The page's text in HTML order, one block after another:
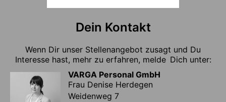
Dein Kontakt
Wenn Dir unser Stellenangebot zusagt und Du
Interesse hast, mehr zu erfahren, melde Dich unter:
VARGA Personal GmbH
Frau Denise Herdegen
Weidenweg 7